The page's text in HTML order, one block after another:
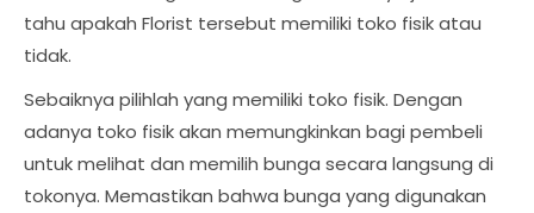
tahu apakah Florist tersebut memiliki toko fisik atau
tidak.
Sebaiknya pilihlah yang memiliki toko fisik. Dengan
adanya toko fisik akan memungkinkan bagi pembeli
untuk melihat dan memilih bunga secara langsung di
tokonya. Memastikan bahwa bunga yang digunakan